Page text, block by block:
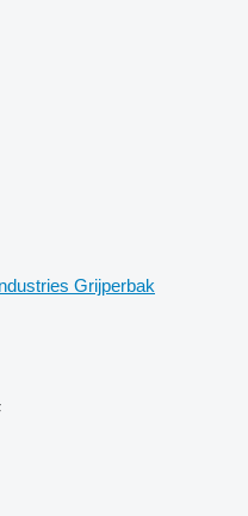
Grijperbak